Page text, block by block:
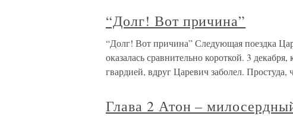
“Долг! Вот причина”
“Долг! Вот причина” Следующая поездка
оказалась сравнительно короткой. 3
гвардией, вдруг Царевич заболел.
Глава 2 Атон –